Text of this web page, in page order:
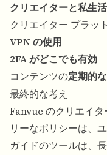
クリエイターと私生
クリエイター プラッ
VPN の使用
2FA がどこでも有効
コンテンツの定期的
最終的な考え
Fanvue のクリエイ
リーなポリシーは、
ガイドのツールは、